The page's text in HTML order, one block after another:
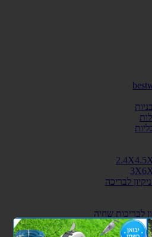
לבריכה
לבריכות שחיה